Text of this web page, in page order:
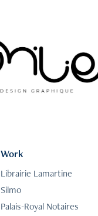
Work
Librairie Lamartine
Silmo
Palais-Royal Notaires